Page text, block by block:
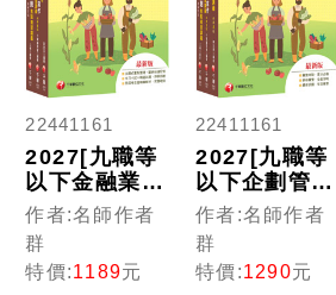
22441161
2027[九職等
以下金融業務
類-信用業務]
全國各級農會
聘任職員統一
考試課文版套
作者:名師作者
群
特價:1189元
22411161
2027[九職等
以下企劃管理
類-會務行政]
全國各級農會
聘任職員統一
考試課文版套
作者:名師作者
群
特價:1290元